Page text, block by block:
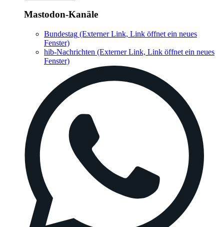
Mastodon-Kanäle
Bundestag (Externer Link, Link öffnet ein neues
Fenster)
hib-Nachrichten (Externer Link, Link öffnet ein neues
Fenster)